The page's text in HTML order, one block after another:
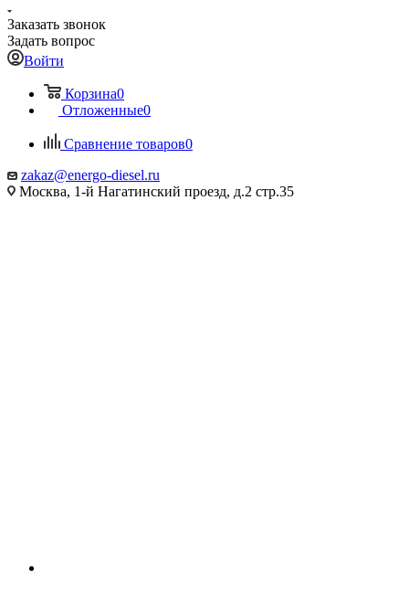
Заказать звонок
Задать вопрос
Войти
Корзина0
Отложенные0
Сравнение товаров0
zakaz@energo-diesel.ru
Москва, 1-й Нагатинский проезд, д.2 стр.35